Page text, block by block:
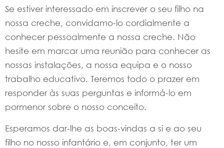
Se estiver interessado em inscrever o seu filho na
nossa creche, convidamo-lo cordialmente a
conhecer pessoalmente a nossa creche. Não
hesite em marcar uma reunião para conhecer as
nossas instalações, a nossa equipa e o nosso
trabalho educativo. Teremos todo o prazer em
responder às suas perguntas e informá-lo em
pormenor sobre o nosso conceito.
Esperamos dar-lhe as boas-vindas a si e ao seu
filho no nosso infantário e, em conjunto, ter um